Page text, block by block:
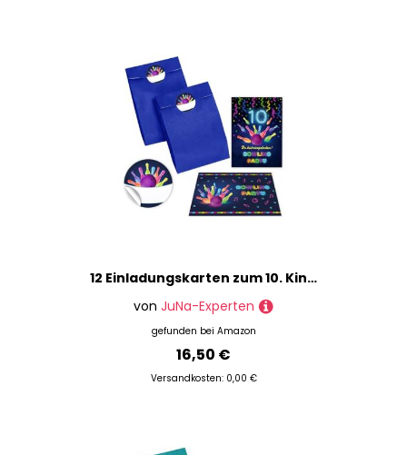
12 Einladungskarten zum 10. Kindergeburtstag Bowling Kegeln Jungen Mädchen Einladung zehnte Geburtstag incl. 12 Umschläge, 12 Partytüten/blau, 12 Aufkleber
von JuNa-Experten
gefunden bei Amazon
16,50 €
Versandkosten: 0,00 €